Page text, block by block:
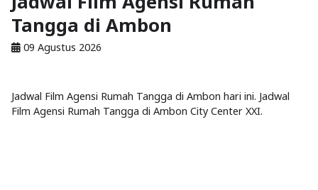
Tangga di Ambon
09 Agustus 2026
Jadwal Film Agensi Rumah Tangga di Ambon hari ini. Jadwal
Film Agensi Rumah Tangga di Ambon City Center XXI.